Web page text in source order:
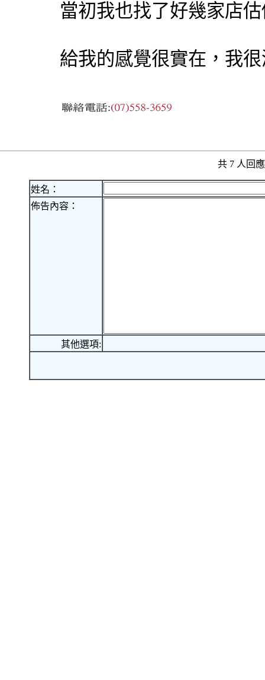
當初我也找了好幾家店
給我的感覺很實在，我
共 7 人回
姓名：
佈告內容：
其他選項: